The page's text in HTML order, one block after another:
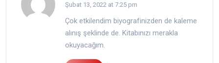
Şubat 13, 2022 at 7:25 pm
Çok etkilendim biyografinizden de kaleme
alınış şeklinde de. Kitabınızı merakla
okuyacağım.